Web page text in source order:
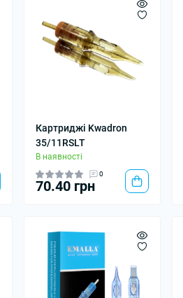
Картриджі Kwadron
35/11RSLT
В наявності
0
70.40 грн